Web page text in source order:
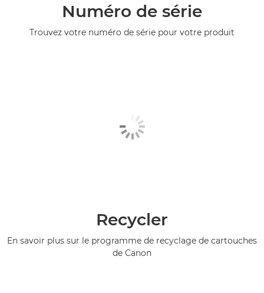
Numéro de série
Trouvez votre numéro de série pour votre produit
Recycler
En savoir plus sur le programme de recyclage de cartouches
de Canon